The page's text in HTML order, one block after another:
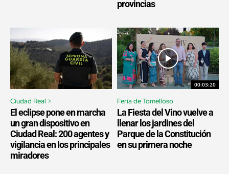
provincias
Ciudad Real >
El eclipse pone en marcha
un gran dispositivo en
Ciudad Real: 200 agentes y
vigilancia en los principales
miradores
00:03:20
Feria de Tomelloso
La Fiesta del Vino vuelve a
llenar los jardines del
Parque de la Constitución
en su primera noche